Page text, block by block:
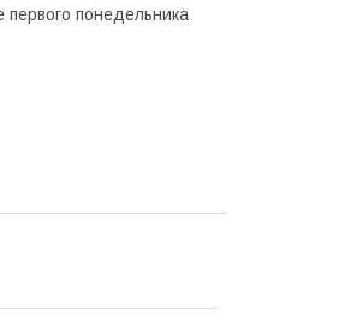
понедельника